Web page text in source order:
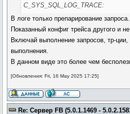
C_SYS_SQL_LOG_TRACE:
В логе только препарирование
Показанный конфиг трейса другого и
Включай выполнение запросов, тр-
выполнения.
В данном виде это более чем
[Обновления: Fri, 16 May 2025 17:25]
Re: Сервер FB (5.0.1.1469 -